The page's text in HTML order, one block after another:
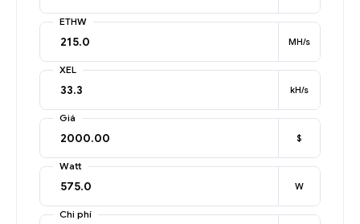
ETHW
MH/s
XEL
kH/s
Giá
$
Watt
W
Chi phí